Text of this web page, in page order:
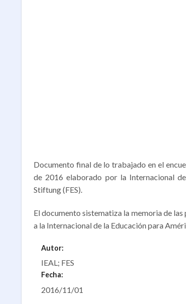
Documento final de lo trabajado en el
de 2016 elaborado por la Internacional
Stiftung (FES).
El documento sistematiza la memoria de
a la Internacional de la Educación para
Autor:
IEAL; FES
Fecha:
2016/11/01